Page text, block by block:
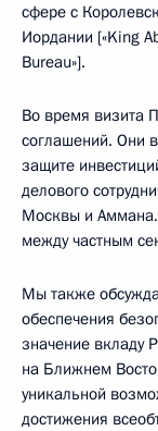
сфере с
Иордании [«King
Bureau»].
Во время визита
соглашений. Они
защите
делового
Москвы и
между частным
Мы также
обеспечения
значение вкладу
на Ближнем
уникальной
достижения